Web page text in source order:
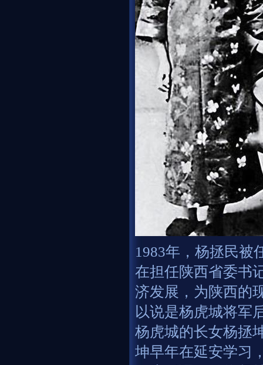
1983年，杨拯民被
在担任陕西省委书
济发展，为陕西的
以说是杨虎城将军
杨虎城的长女杨拯
坤早年在延安学习